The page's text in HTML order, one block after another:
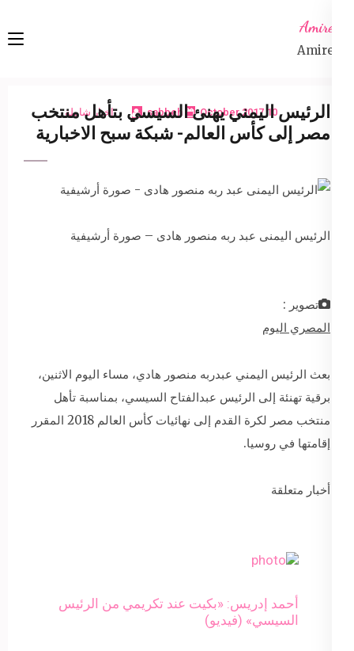
content
Enter)
Amireta
Amireta
10 October 2017
sabbeh اخبار شاملة
الرئيس اليمني يهنئ السيسي بتأهل منتخب
مصر إلى كأس العالم- شبكة سبح الاخبارية
الرئيس اليمنى عبد ربه منصور هادى – صورة أرشيفية
تصوير :
المصري اليوم
بعث الرئيس اليمني عبدربه منصور هادي، مساء اليوم الاثنين،
برقية تهنئة إلى الرئيس عبدالفتاح السيسي، بمناسبة تأهل
منتخب مصر لكرة القدم إلى نهائيات كأس العالم 2018 المقرر
إقامتها في روسيا.
أخبار متعلقة
أحمد إدريس: «بكيت عند تكريمي من الرئيس
السيسي» (فيديو)